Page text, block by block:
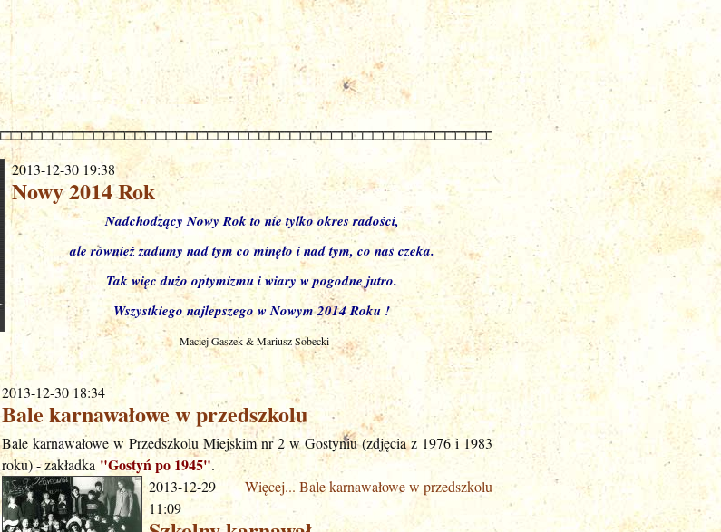
2013-12-30 19:38
Nowy 2014 Rok
Nadchodzący Nowy Rok to nie tylko okres radości,
ale również zadumy nad tym co minęło i nad tym, co nas czeka.
Tak więc dużo optymizmu i wiary w pogodne jutro.
Wszystkiego najlepszego w Nowym 2014 Roku !
Maciej Gaszek & Mariusz Sobecki
2013-12-30 18:34
Bale karnawałowe w przedszkolu
Bale karnawałowe w Przedszkolu Miejskim nr 2 w Gostyniu (zdjęcia z 1976 i 1983
roku) - zakładka "Gostyń po 1945".
Więcej... Bale karnawałowe w przedszkolu
2013-12-29
11:09